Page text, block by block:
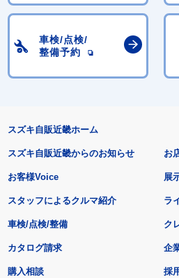
車検/点検/
整備予約
スズキ自販近畿ホーム
スズキ自販近畿からのお知らせ
お客様Voice
スタッフによるクルマ紹介
お
展
ラ
車検/点検/整備 ク
カタログ請求
購入相談
企
採